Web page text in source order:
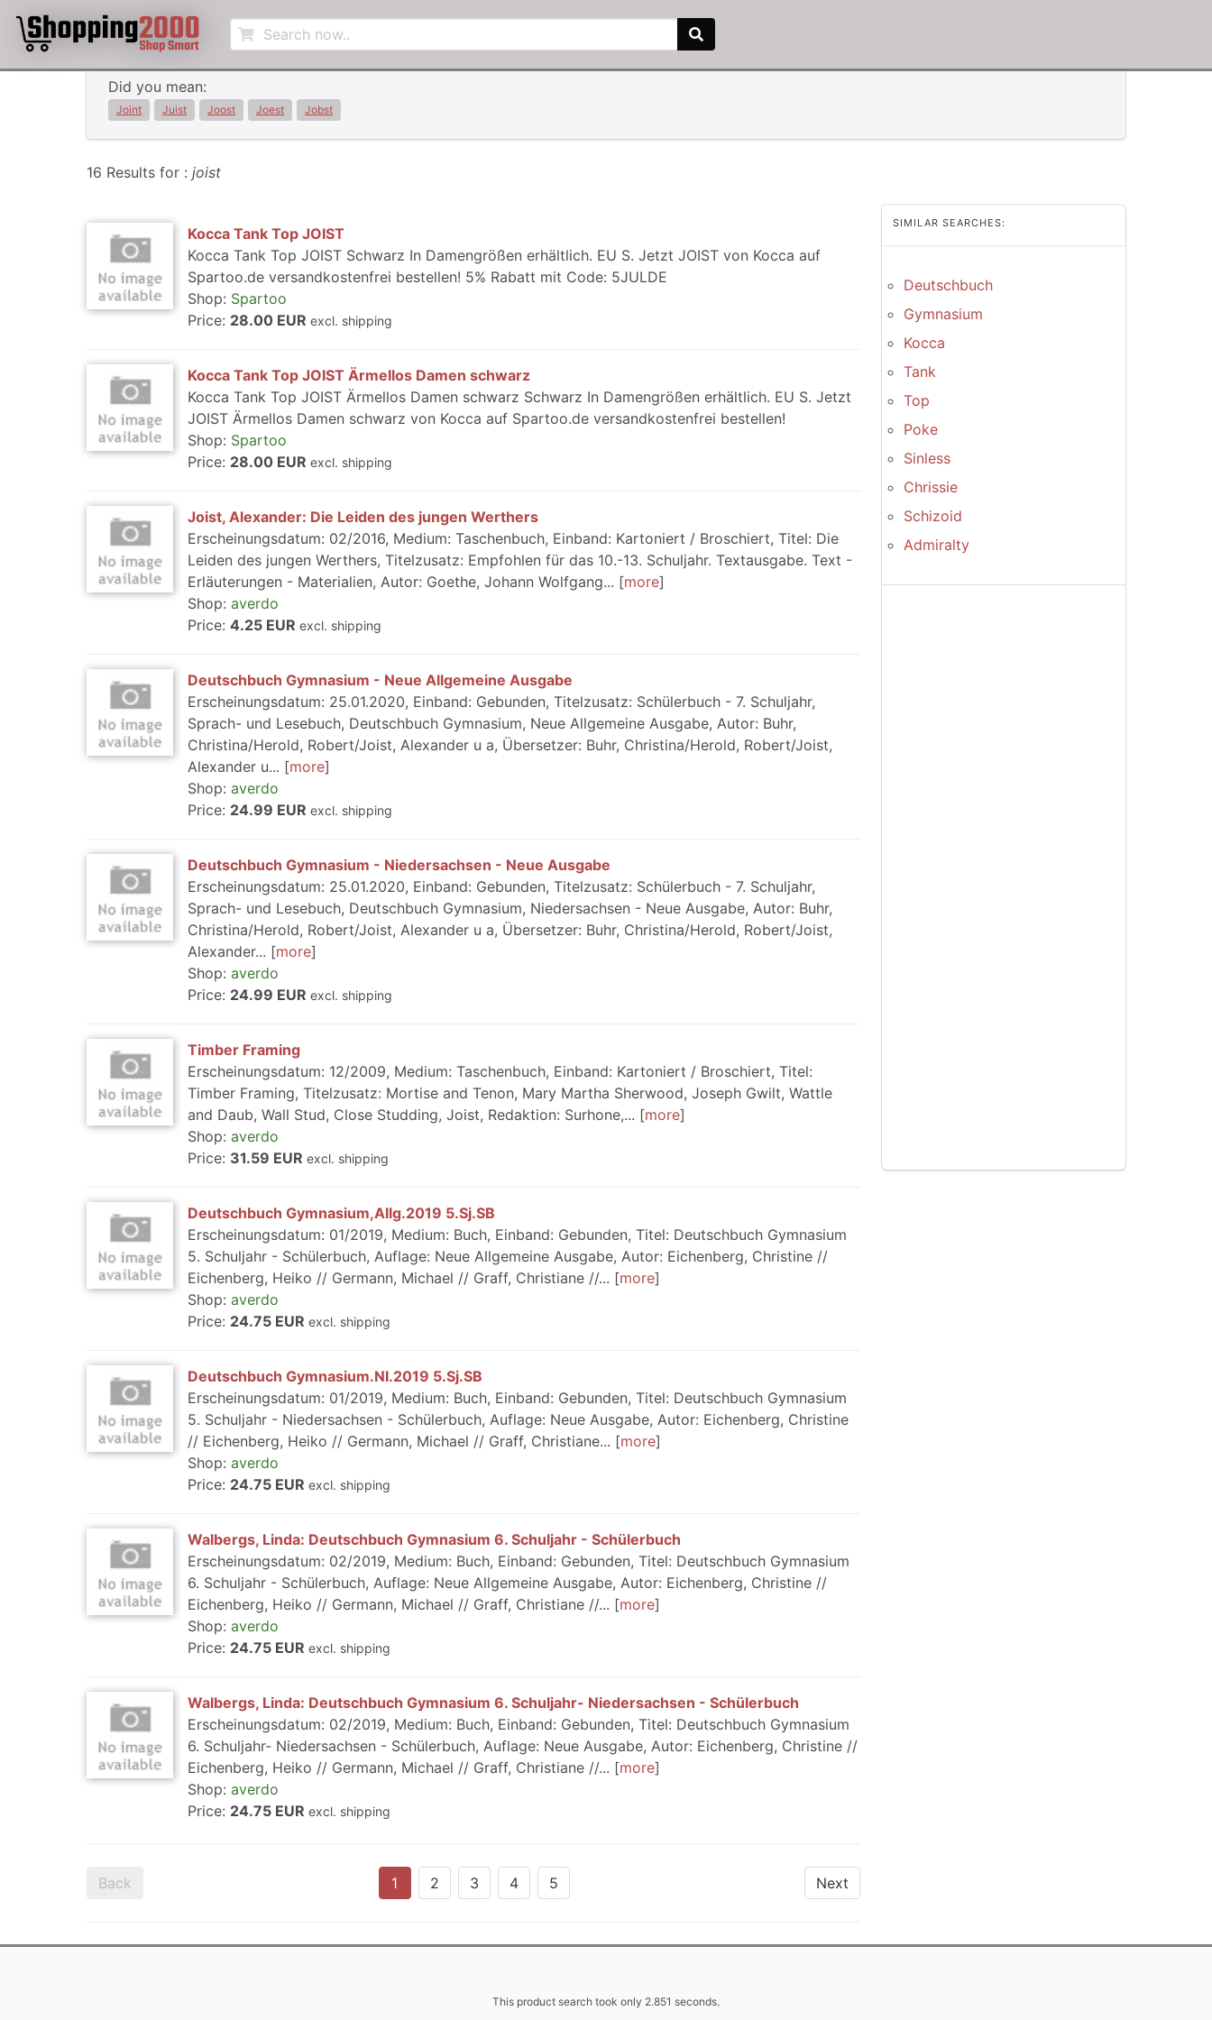
Did you mean:
Joint Juist Joost Joest Jobst
16 Results for : joist
Kocca Tank Top JOIST
Kocca Tank Top JOIST Schwarz In Damengrößen erhältlich. EU S. Jetzt JOIST von Kocca auf
Spartoo.de versandkostenfrei bestellen! 5% Rabatt mit Code: 5JULDE
Shop: Spartoo
Price: 28.00 EUR excl. shipping
Kocca Tank Top JOIST Ärmellos Damen schwarz
Kocca Tank Top JOIST Ärmellos Damen schwarz Schwarz In Damengrößen erhältlich. EU S. Jetzt
JOIST Ärmellos Damen schwarz von Kocca auf Spartoo.de versandkostenfrei bestellen!
Shop: Spartoo
Price: 28.00 EUR excl. shipping
Joist, Alexander: Die Leiden des jungen Werthers
Erscheinungsdatum: 02/2016, Medium: Taschenbuch, Einband: Kartoniert / Broschiert, Titel: Die
Leiden des jungen Werthers, Titelzusatz: Empfohlen für das 10.-13. Schuljahr. Textausgabe. Text -
Erläuterungen - Materialien, Autor: Goethe, Johann Wolfgang...
more
Shop: averdo
Price: 4.25 EUR excl. shipping
Deutschbuch Gymnasium - Neue Allgemeine Ausgabe
Erscheinungsdatum: 25.01.2020, Einband: Gebunden, Titelzusatz: Schülerbuch - 7. Schuljahr,
Sprach- und Lesebuch, Deutschbuch Gymnasium, Neue Allgemeine Ausgabe, Autor: Buhr,
Christina/Herold, Robert/Joist, Alexander u a, Übersetzer: Buhr, Christina/Herold, Robert/Joist,
Alexander u...
more
Shop: averdo
Price: 24.99 EUR excl. shipping
Deutschbuch Gymnasium - Niedersachsen - Neue Ausgabe
Erscheinungsdatum: 25.01.2020, Einband: Gebunden, Titelzusatz: Schülerbuch - 7. Schuljahr,
Sprach- und Lesebuch, Deutschbuch Gymnasium, Niedersachsen - Neue Ausgabe, Autor: Buhr,
Christina/Herold, Robert/Joist, Alexander u a, Übersetzer: Buhr, Christina/Herold, Robert/Joist,
Alexander...
more
Shop: averdo
Price: 24.99 EUR excl. shipping
Timber Framing
Erscheinungsdatum: 12/2009, Medium: Taschenbuch, Einband: Kartoniert / Broschiert, Titel:
Timber Framing, Titelzusatz: Mortise and Tenon, Mary Martha Sherwood, Joseph Gwilt, Wattle
and Daub, Wall Stud, Close Studding, Joist, Redaktion: Surhone,...
more
Shop: averdo
Price: 31.59 EUR excl. shipping
Deutschbuch Gymnasium,Allg.2019 5.Sj.SB
Erscheinungsdatum: 01/2019, Medium: Buch, Einband: Gebunden, Titel: Deutschbuch Gymnasium
5. Schuljahr - Schülerbuch, Auflage: Neue Allgemeine Ausgabe, Autor: Eichenberg, Christine //
Eichenberg, Heiko // Germann, Michael // Graff, Christiane //...
more
Shop: averdo
Price: 24.75 EUR excl. shipping
Deutschbuch Gymnasium.NI.2019 5.Sj.SB
Erscheinungsdatum: 01/2019, Medium: Buch, Einband: Gebunden, Titel: Deutschbuch Gymnasium
5. Schuljahr - Niedersachsen - Schülerbuch, Auflage: Neue Ausgabe, Autor: Eichenberg, Christine
// Eichenberg, Heiko // Germann, Michael // Graff, Christiane...
more
Shop: averdo
Price: 24.75 EUR excl. shipping
Walbergs, Linda: Deutschbuch Gymnasium 6. Schuljahr - Schülerbuch
Erscheinungsdatum: 02/2019, Medium: Buch, Einband: Gebunden, Titel: Deutschbuch Gymnasium
6. Schuljahr - Schülerbuch, Auflage: Neue Allgemeine Ausgabe, Autor: Eichenberg, Christine //
Eichenberg, Heiko // Germann, Michael // Graff, Christiane //...
more
Shop: averdo
Price: 24.75 EUR excl. shipping
Walbergs, Linda: Deutschbuch Gymnasium 6. Schuljahr- Niedersachsen - Schülerbuch
Erscheinungsdatum: 02/2019, Medium: Buch, Einband: Gebunden, Titel: Deutschbuch Gymnasium
6. Schuljahr- Niedersachsen - Schülerbuch, Auflage: Neue Ausgabe, Autor: Eichenberg, Christine //
Eichenberg, Heiko // Germann, Michael // Graff, Christiane //...
more
Shop: averdo
Price: 24.75 EUR excl. shipping
Back Next
1 2 3 4 5
SIMILAR SEARCHES:
Deutschbuch
Gymnasium
Kocca
Tank
Top
Poke
Sinless
Chrissie
Schizoid
Admiralty
This product search took only 2.851 seconds.